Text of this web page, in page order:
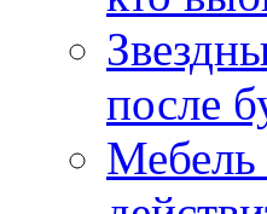
после
Мебель